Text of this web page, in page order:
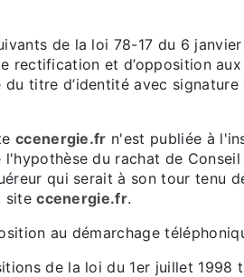
de la loi 78-17 du 6
rectification et d’opposition
titre d’identité avec
ccenergie.fr n'est publiée à
du rachat de
qui serait à son tour tenu
siteccenergie.fr.
au démarchage
de la loi du 1er juillet